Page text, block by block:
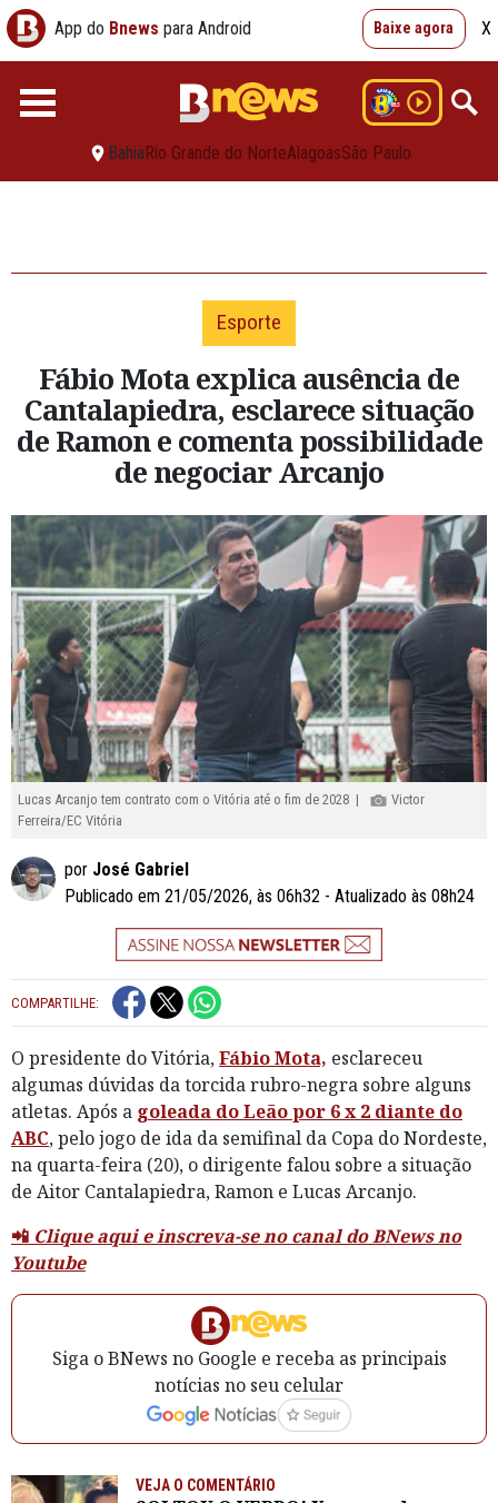
App do Bnews para Android Baixe agora X
BahiaRio Grande do NorteAlagoasSão Paulo
Esporte
Fábio Mota explica ausência de
Cantalapiedra, esclarece situação
de Ramon e comenta possibilidade
de negociar Arcanjo
Lucas Arcanjo tem contrato com o Vitória até o fim de 2028 |
Victor
Ferreira/EC Vitória
por José Gabriel
Publicado em 21/05/2026, às 06h32 - Atualizado às 08h24
COMPARTILHE:
O presidente do Vitória,Fábio Mota, esclareceu
algumas dúvidas da torcida rubro-negra sobre alguns
atletas. Após a goleada do Leão por 6 x 2 diante do
ABC, pelo jogo de ida da semifinal da Copa do Nordeste,
na quarta-feira (20), o dirigente falou sobre a situação
de Aitor Cantalapiedra, Ramon e Lucas Arcanjo.
📲 Clique aqui e inscreva-se no canal do BNews no
Youtube
Siga o BNews no Google e receba as principais
notícias no seu celular
VEJA O COMENTÁRIO